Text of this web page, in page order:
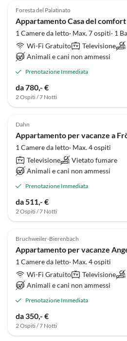
Foresta del Palatinato
Appartamento Casa del comfort
1 Camere da letto· Max. 7 ospiti· 1
Wi-Fi Gratuito
Televisione
Animali e cani non ammessi
Prenotazione Immediata
da 780,- €
2 Ospiti / 7 Notti
Dahn
Appartamento per vacanze a
1 Camere da letto· Max. 4 ospiti
Televisione
Vietato fumare
Animali e cani non ammessi
Prenotazione Immediata
da 511,- €
2 Ospiti / 7 Notti
Bruchweiler-Bierenbach
Appartamento per vacanze
1 Camere da letto· Max. 4 ospiti
Wi-Fi Gratuito
Televisione
Animali e cani non ammessi
Prenotazione Immediata
da 350,- €
2 Ospiti / 7 Notti